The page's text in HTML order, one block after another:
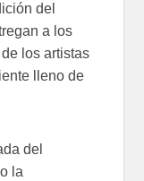
del
a los
los artistas
lleno de
del
la